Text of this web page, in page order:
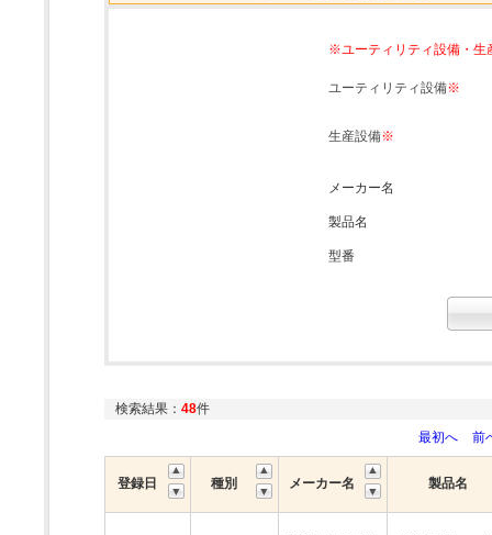
※ユーティリティ設備・生
ユーティリティ設備※
生産設備※
メーカー名
製品名
型番
検索結果： 48件
最初へ
前
登録日 種別 メーカー名 製品名